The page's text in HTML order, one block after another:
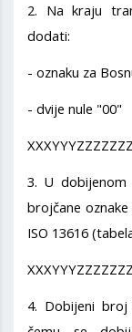
2. Na kraju
dodati:
- oznaku za
- dvije nule "00"
3. U
brojčane
ISO 13616
4. Dobijeni